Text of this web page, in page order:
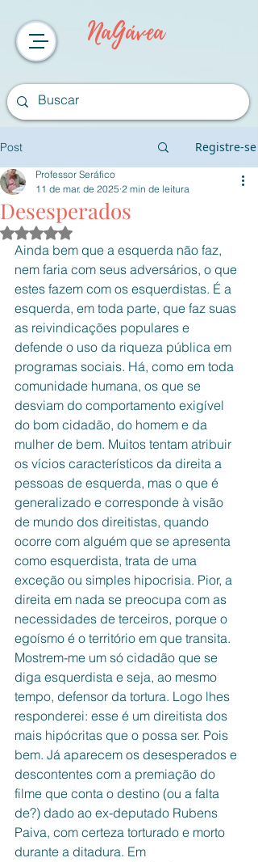
NaGávea
Post Registre-se
Desesperados
Professor Seráfico
11 de mar. de 2025 2 min de leitura
Avaliado com NaN de 5 estrelas.
Ainda bem que a esquerda não faz,
nem faria com seus adversários, o que
estes fazem com os esquerdistas. É a
esquerda, em toda parte, que faz suas
as reivindicações populares e
defende o uso da riqueza pública em
programas sociais. Há, como em toda
comunidade humana, os que se
desviam do comportamento exigível
do bom cidadão, do homem e da
mulher de bem. Muitos tentam atribuir
os vícios característicos da direita a
pessoas de esquerda, mas o que é
generalizado e corresponde à visão
de mundo dos direitistas, quando
ocorre com alguém que se apresenta
como esquerdista, trata de uma
exceção ou simples hipocrisia. Pior, a
direita em nada se preocupa com as
necessidades de terceiros, porque o
egoísmo é o território em que transita.
Mostrem-me um só cidadão que se
diga esquerdista e seja, ao mesmo
tempo, defensor da tortura. Logo lhes
responderei: esse é um direitista dos
mais hipócritas que o possa ser. Pois
bem. Já aparecem os desesperados e
descontentes com a premiação do
filme que conta o destino (ou a falta
de?) dado ao ex-deputado Rubens
Paiva, com certeza torturado e morto
durante a ditadura. Em